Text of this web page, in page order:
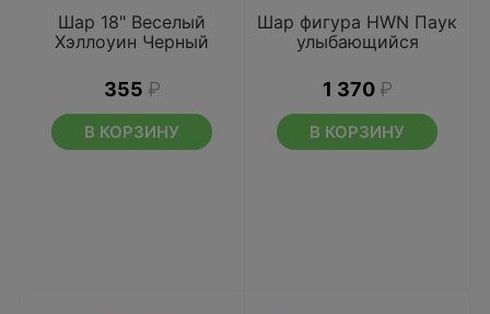
Шар 18" Веселый
Хэллоуин Черный
355 ₽
В КОРЗИНУ
Шар фигура HWN Паук
улыбающийся
1 370 ₽
В КОРЗИНУ